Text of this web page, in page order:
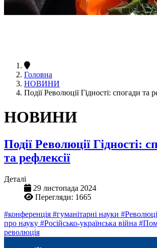
Головна
НОВИНИ
Події Революції Гідності: спогади та
НОВИНИ
Події Революції Гідності:
та рефлексії
Деталі
29 листопада 2024
Перегляди: 1665
#конференція #гуманітарні науки
про науку #Російсько-українська війна
революція